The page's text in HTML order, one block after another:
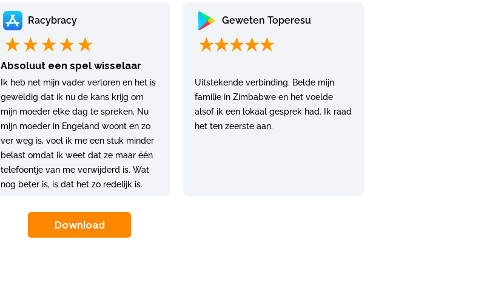
Racybracy
Absoluut een spel wisselaar
Ik heb net mijn vader verloren en het is
geweldig dat ik nu de kans krijg om
mijn moeder elke dag te spreken. Nu
mijn moeder in Engeland woont en zo
ver weg is, voel ik me een stuk minder
belast omdat ik weet dat ze maar één
telefoontje van me verwijderd is. Wat
nog beter is, is dat het zo redelijk is.
Geweten Toperesu
Uitstekende verbinding. Belde mijn
familie in Zimbabwe en het voelde
alsof ik een lokaal gesprek had. Ik raad
het ten zeerste aan.
Download